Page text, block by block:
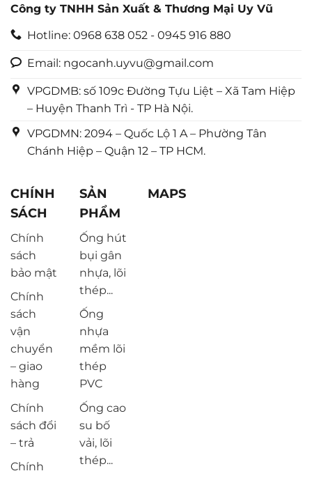
Công ty TNHH Sản Xuất & Thương Mại Uy Vũ
Hotline: 0968 638 052 - 0945 916 880
Email: ngocanh.uyvu@gmail.com
VPGDMB: số 109c Đường Tựu Liệt – Xã Tam Hiệp
– Huyện Thanh Trì - TP Hà Nội.
VPGDMN: 2094 – Quốc Lộ 1 A – Phường Tân
Chánh Hiệp – Quận 12 – TP HCM.
CHÍNH
SÁCH
Chính
sách
bảo mật
Chính
sách
vận
chuyển
– giao
hàng
Chính
sách đổi
– trả
Chính
SẢN
PHẨM
Ống hút
bụi gân
nhựa, lõi
thép...
Ống
nhựa
mềm lõi
thép
PVC
Ống cao
su bố
vải, lõi
thép...
MAPS